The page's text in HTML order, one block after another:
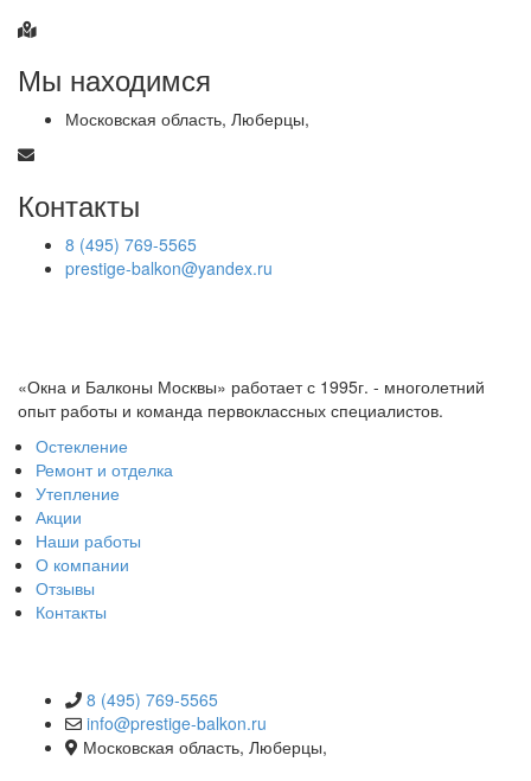
Мы находимся
Московская область, Люберцы,
Контакты
8 (495) 769-5565
prestige-balkon@yandex.ru
«Окна и Балконы Москвы» работает с 1995г. - многолетний
опыт работы и команда первоклассных специалистов.
Остекление
Ремонт и отделка
Утепление
Акции
Наши работы
О компании
Отзывы
Контакты
8 (495) 769-5565
info@prestige-balkon.ru
Московская область, Люберцы,